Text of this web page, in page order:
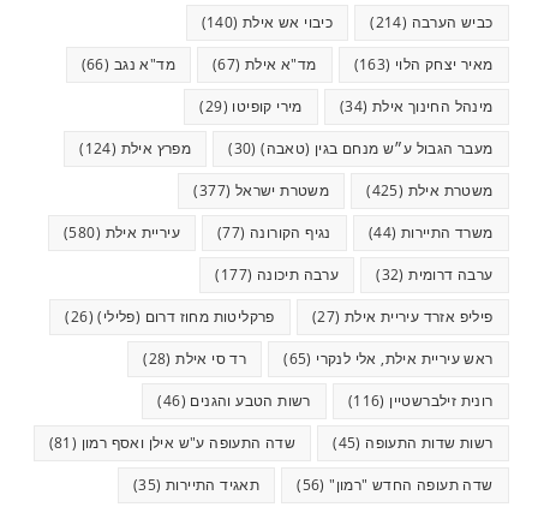
כביש הערבה (214) כיבוי אש אילת (140)
מאיר יצחק הלוי (163) מד"א אילת (67) מד"א נגב (66)
מינהל החינוך אילת (34) מירי קופיטו (29)
מעבר הגבול ע״ש מנחם בגין (טאבה)(30) מפרץ אילת (124)
משטרת אילת (425) משטרת ישראל (377)
משרד התיירות (44) נגיף הקורונה (77) עיריית אילת (580)
ערבה דרומית(32) ערבה תיכונה (177)
פיליפ אזרד עיריית אילת (27) פרקליטות מחוז דרום (פלילי)(26)
ראש עיריית אילת, אלי לנקרי (65) רד סי אילת(28)
רונית זילברשטיין (116) רשות הטבע והגנים (46)
רשות שדות התעופה (45) שדה התעופה ע"ש אילן ואסף רמון (81)
שדה תעופה החדש "רמון"(56) תאגיד התיירות (35)